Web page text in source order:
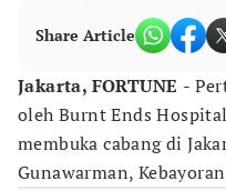
Share Article
Jakarta, FORTUNE -
oleh Burnt Ends
membuka cabang di
Gunawarman,